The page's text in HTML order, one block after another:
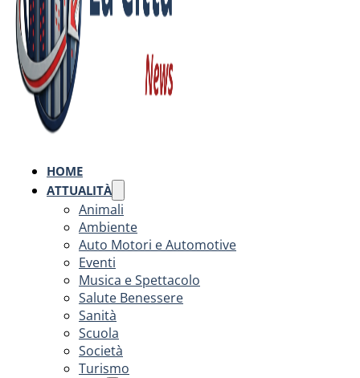
HOME
ATTUALITÀ
Animali
Ambiente
Auto Motori e Automotive
Eventi
Musica e Spettacolo
Salute Benessere
Sanità
Scuola
Società
Turismo